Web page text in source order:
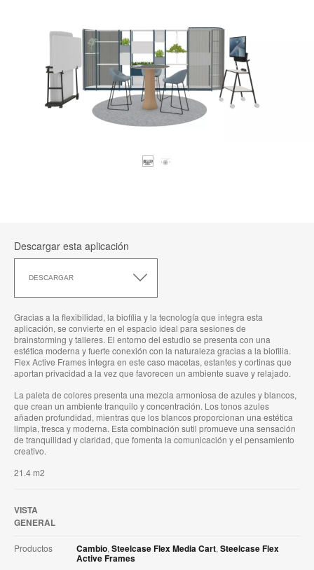
Descargar esta aplicación
DESCARGAR
esta
Gracias a la flexibilidad, la biofília y la tecnología que integra esta
aplicación, se convierte en el espacio ideal para sesiones de
brainstorming y talleres. El entorno del estudio se presenta con una
estética moderna y fuerte conexión con la naturaleza gracias a la biofilia.
Flex Active Frames integra en este caso macetas, estantes y cortinas que
aportan privacidad a la vez que favorecen un ambiente suave y relajado.
La paleta de colores presenta una mezcla armoniosa de azules y blancos,
que crean un ambiente tranquilo y concentración. Los tonos azules
añaden profundidad, mientras que los blancos proporcionan una estética
limpia, fresca y moderna. Esta combinación sutil promueve una sensación
de tranquilidad y claridad, que fomenta la comunicación y el pensamiento
creativo.
21.4 m2
VISTA
GENERAL
Productos Cambio, Steelcase Flex Media Cart, Steelcase Flex
Active Frames